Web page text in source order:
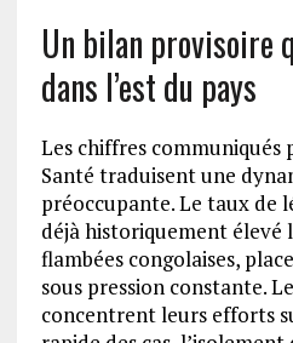
Un bilan provisoire
dans l’est du pays
Les chiffres communiqués
Santé traduisent une
préoccupante. Le taux de
déjà historiquement élevé
flambées congolaises,
sous pression constante.
concentrent leurs efforts